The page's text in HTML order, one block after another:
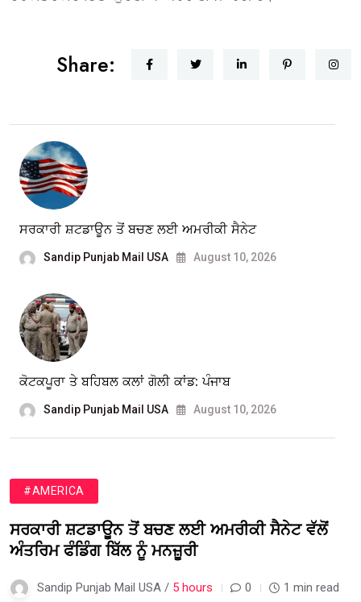
Share:
ਸਰਕਾਰੀ ਸ਼ਟਡਾਊਨ ਤੋਂ ਬਚਣ ਲਈ ਅਮਰੀਕੀ ਸੈਨੇਟ
Sandip Punjab Mail USA August 10, 2026
ਕੋਟਕਪੂਰਾ ਤੇ ਬਹਿਬਲ ਕਲਾਂ ਗੋਲੀ ਕਾਂਡ: ਪੰਜਾਬ
Sandip Punjab Mail USA August 10, 2026
#AMERICA
ਸਰਕਾਰੀ ਸ਼ਟਡਾਊਨ ਤੋਂ ਬਚਣ ਲਈ ਅਮਰੀਕੀ ਸੈਨੇਟ ਵੱਲੋਂ
ਅੰਤਰਿਮ ਫੰਡਿੰਗ ਬਿੱਲ ਨੂੰ ਮਨਜ਼ੂਰੀ
Sandip Punjab Mail USA / 5 hours 0 1 min read